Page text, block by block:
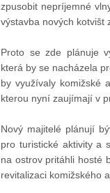
zpusobit nepríjemné
výstavba nových kotvišt
Proto se zde plánuje
která by se nacházela
by využívaly komižské
kterou nyní zaujímají v
Nový majitelé plánují
pro turistické aktivity a
na ostrov pritáhli hosté
revitalizaci komižského